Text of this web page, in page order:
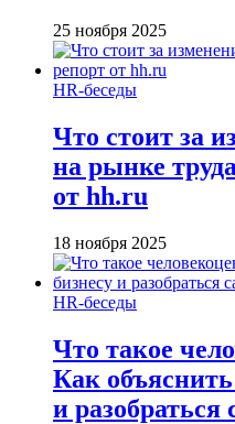
25 ноября 2025
HR-беседы
Что стоит за
на рынке
от hh.ru
18 ноября 2025
HR-беседы
Что такое
Как объяснить
и разобраться